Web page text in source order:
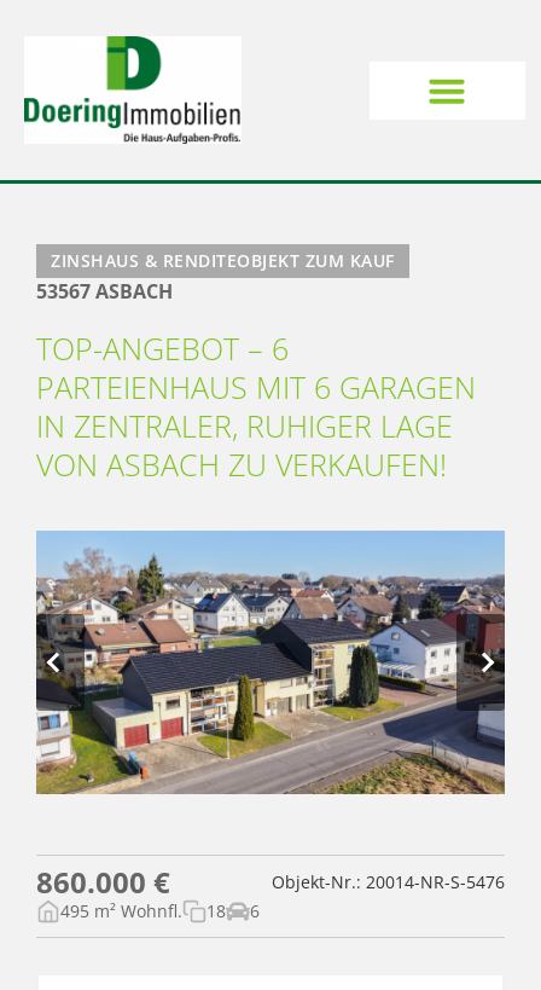
ZINSHAUS & RENDITEOBJEKT ZUM KAUF
53567 ASBACH
TOP-ANGEBOT – 6
PARTEIENHAUS MIT 6 GARAGEN
IN ZENTRALER, RUHIGER LAGE
VON ASBACH ZU VERKAUFEN!
860.000 €
Objekt-Nr.: 20014-NR-S-5476
495 m² Wohnfl.
18 6